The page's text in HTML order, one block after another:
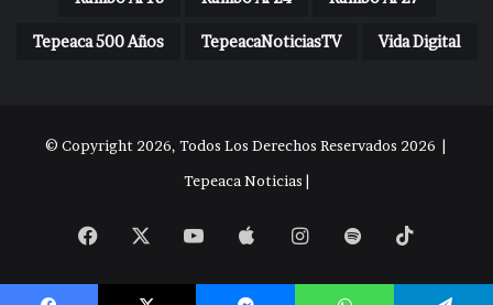
Tepeaca 500 Años TepeacaNoticiasTV Vida Digital
© Copyright 2026, Todos Los Derechos Reservados 2026 |
Tepeaca Noticias |
Facebook YouTubeAppleInstagram
Spotify